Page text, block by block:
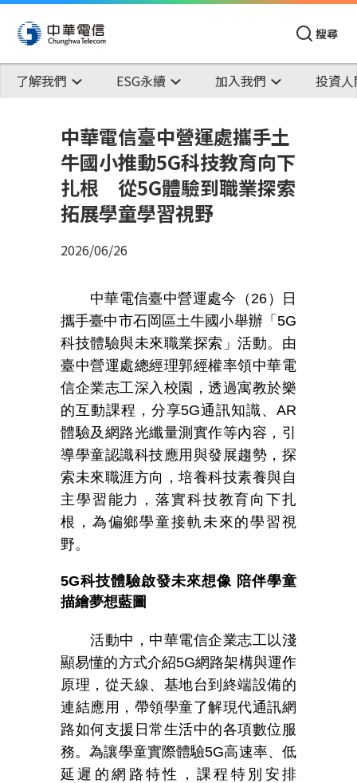
搜尋
了解我們 ESG永續 加入我們 投資
中華電信臺中營運處攜手土
牛國小推動5G科技教育向下
扎根 從5G體驗到職業探索
拓展學童學習視野
2026/06/26
中華電信臺中營運處今（26 ）日
攜手臺中市石岡區土牛國小舉辦「 5G
科技體驗與未來職業探索」活動。由
臺中營運處總經理郭經權率領中華電
信企業志工深入校園，透過寓教於樂
的互動課程，分享5G通訊知識、AR
體驗及網路光纖量測實作等內容，引
導學童認識科技應用與發展趨勢，探
索未來職涯方向，培養科技素養與自
主學習能力，落實科技教育向下扎
根，為偏鄉學童接軌未來的學習視
野。
5G科技體驗啟發未來想像 陪伴學童
描繪夢想藍圖
活動中，中華電信企業志工以淺
顯易懂的方式介紹5G網路架構與運作
原理，從天線、基地台到終端設備的
連結應用，帶領學童了解現代通訊網
路如何支援日常生活中的各項數位服
務。為讓學童實際體驗5G高速率、低
延遲的網路特性，課程特別安排